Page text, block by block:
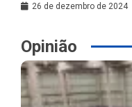
26 de dezembro de 2024
Opinião